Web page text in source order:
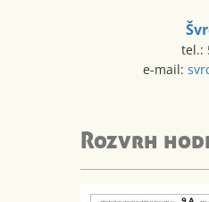
tel.:
e-mail:
Rozvrh